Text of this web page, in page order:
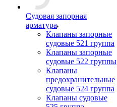
Судовая запорная
арматура
Клапаны запорные
судовые 521 группа
Клапаны запорные
судовые 522 группы
Клапаны
предохранительные
судовые 524 группа
Клапаны судовые